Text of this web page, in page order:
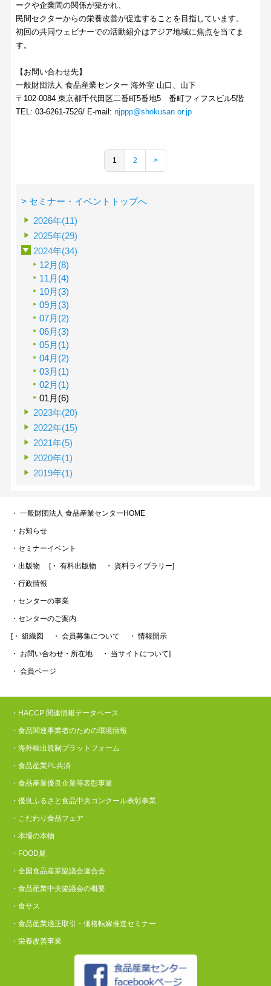
ークや企業間の関係が築かれ、
民間セクターからの栄養改善が促進することを目指しています。
初回の共同ウェビナーでの活動紹介はアジア地域に焦点を当てま
す。
【お問い合わせ先】
一般財団法人 食品産業センター 海外室 山口、山下
〒102-0084 東京都千代田区二番町5番地5 番町フィフスビル5階
TEL: 03-6261-7526/ E-mail:njppp@shokusan.or.jp
1 2 >
> セミナー・イベントトップへ
2026年(11)
2025年(29)
2024年(34)
12月(8)
11月(4)
10月(3)
09月(3)
07月(2)
06月(3)
05月(1)
04月(2)
03月(1)
02月(1)
01月(6)
2023年(20)
2022年(15)
2021年(5)
2020年(1)
2019年(1)
・ 一般財団法人 食品産業センターHOME
・お知らせ
・セミナーイベント
・出版物 [・ 有料出版物 ・ 資料ライブラリー]
・行政情報
・センターの事業
・センターのご案内
[・ 組織図 ・ 会員募集について ・ 情報開示
・ お問い合わせ・所在地 ・ 当サイトについて]
・ 会員ページ
・HACCP 関連情報データベース
・食品関連事業者のための環境情報
・海外輸出規制プラットフォーム
・食品産業PL共済
・食品産業優良企業等表彰事業
・優良ふるさと食品中央コンクール表彰事業
・こだわり食品フェア
・本場の本物
・FOOD展
・全国食品産業協議会連合会
・食品産業中央協議会の概要
・食サス
・食品産業適正取引・価格転嫁推進セミナー
・栄養改善事業